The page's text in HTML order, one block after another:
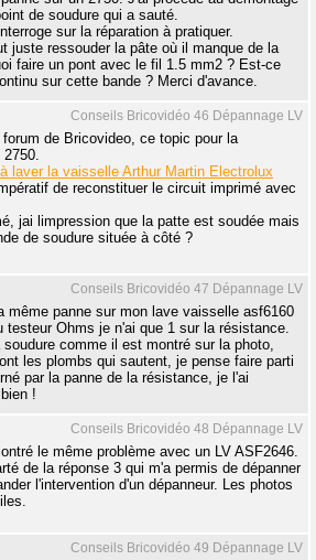
de soudure qui a sauté.
sur la réparation à pratiquer.
juste ressouder la pâte où il manque de la
faire un pont avec le fil 1.5 mm2 ? Est-ce
sur cette bande ? Merci d'avance.
Conseils Bricovidéo 46 Dépannage LV
forum de Bricovideo, ce topic pour la
laver la vaisselle Arthur Martin Electrolux
de reconstituer le circuit imprimé avec
jai limpression que la patte est soudée mais
de soudure située à côté ?
Conseils Bricovidéo 47 Dépannage LV
même panne sur mon lave vaisselle asf6160
testeur Ohms je n'ai que 1 sur la résistance.
comme il est montré sur la photo,
les plombs qui sautent, je pense faire parti
par la panne de la résistance, je l'ai
!
Conseils Bricovidéo 48 Dépannage LV
le même problème avec un LV ASF2646.
de la réponse 3 qui m'a permis de dépanner
l'intervention d'un dépanneur. Les photos
Conseils Bricovidéo 49 Dépannage LV